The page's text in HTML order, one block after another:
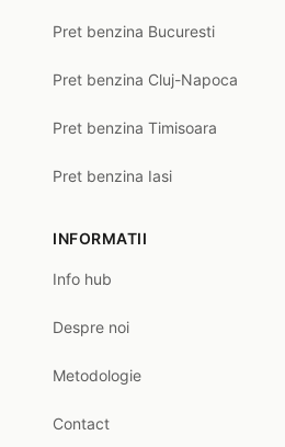
Pret benzina Bucuresti
Pret benzina Cluj-Napoca
Pret benzina Timisoara
Pret benzina Iasi
INFORMATII
Info hub
Despre noi
Metodologie
Contact